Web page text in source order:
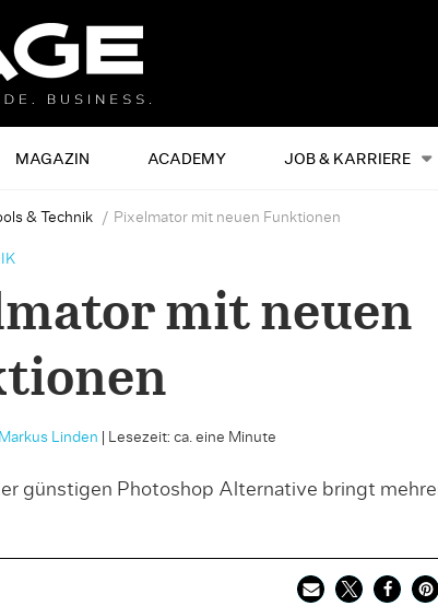
MAGAZIN ACADEMY JOB & KARRIERE
& Technik Pixelmator mit neuen Funktionen
mit neuen
Markus Linden Lesezeit: ca. eine Minute
günstigen Photoshop Alternative bringt